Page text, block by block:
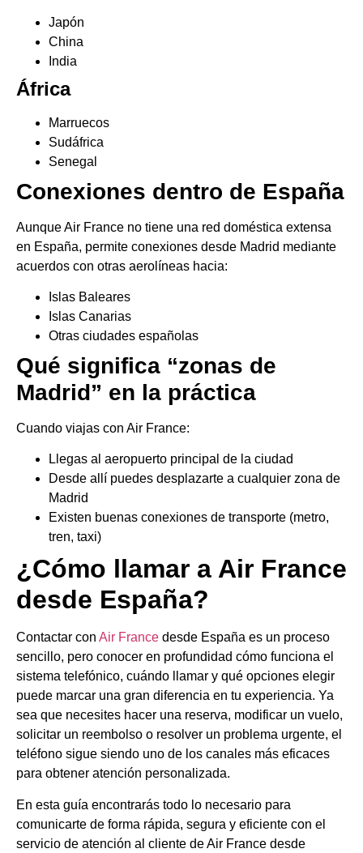
Japón
China
India
África
Marruecos
Sudáfrica
Senegal
Conexiones dentro de España
Aunque Air France no tiene una red doméstica extensa
en España, permite conexiones desde Madrid mediante
acuerdos con otras aerolíneas hacia:
Islas Baleares
Islas Canarias
Otras ciudades españolas
Qué significa “zonas de
Madrid” en la práctica
Cuando viajas con Air France:
Llegas al aeropuerto principal de la ciudad
Desde allí puedes desplazarte a cualquier zona de
Madrid
Existen buenas conexiones de transporte (metro,
tren, taxi)
¿Cómo llamar a Air France
desde España?
Contactar con Air France desde España es un proceso
sencillo, pero conocer en profundidad cómo funciona el
sistema telefónico, cuándo llamar y qué opciones elegir
puede marcar una gran diferencia en tu experiencia. Ya
sea que necesites hacer una reserva, modificar un vuelo,
solicitar un reembolso o resolver un problema urgente, el
teléfono sigue siendo uno de los canales más eficaces
para obtener atención personalizada.
En esta guía encontrarás todo lo necesario para
comunicarte de forma rápida, segura y eficiente con el
servicio de atención al cliente de Air France desde